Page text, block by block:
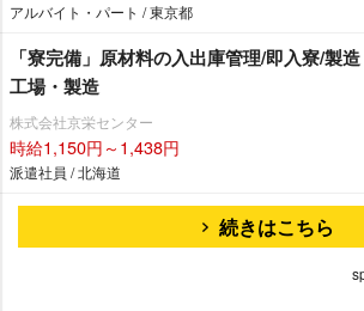
アルバイト・パート / 東京都
「寮完備」原材料の入出庫管理/即入寮/製
工場・製造
株式会社京栄センター
時給1,150円～1,438円
派遣社員 / 北海道
続きはこちら